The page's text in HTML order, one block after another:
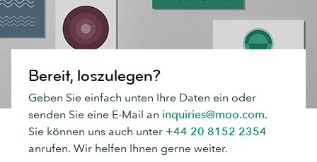
Bereit, loszulegen?
Geben Sie einfach unten Ihre Daten ein oder
senden Sie eine E-Mail an inquiries@moo.com.
Sie können uns auch unter +44 20 8152 2354
anrufen. Wir helfen Ihnen gerne weiter.